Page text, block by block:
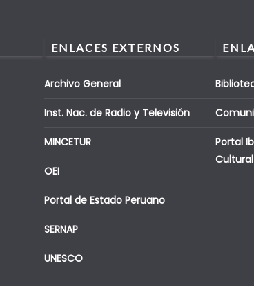
ENLACES EXTERNOS
Archivo General
Inst. Nac. de Radio y Televisión
MINCETUR
OEI
Portal de Estado Peruano
SERNAP
UNESCO
Portal
Cultural